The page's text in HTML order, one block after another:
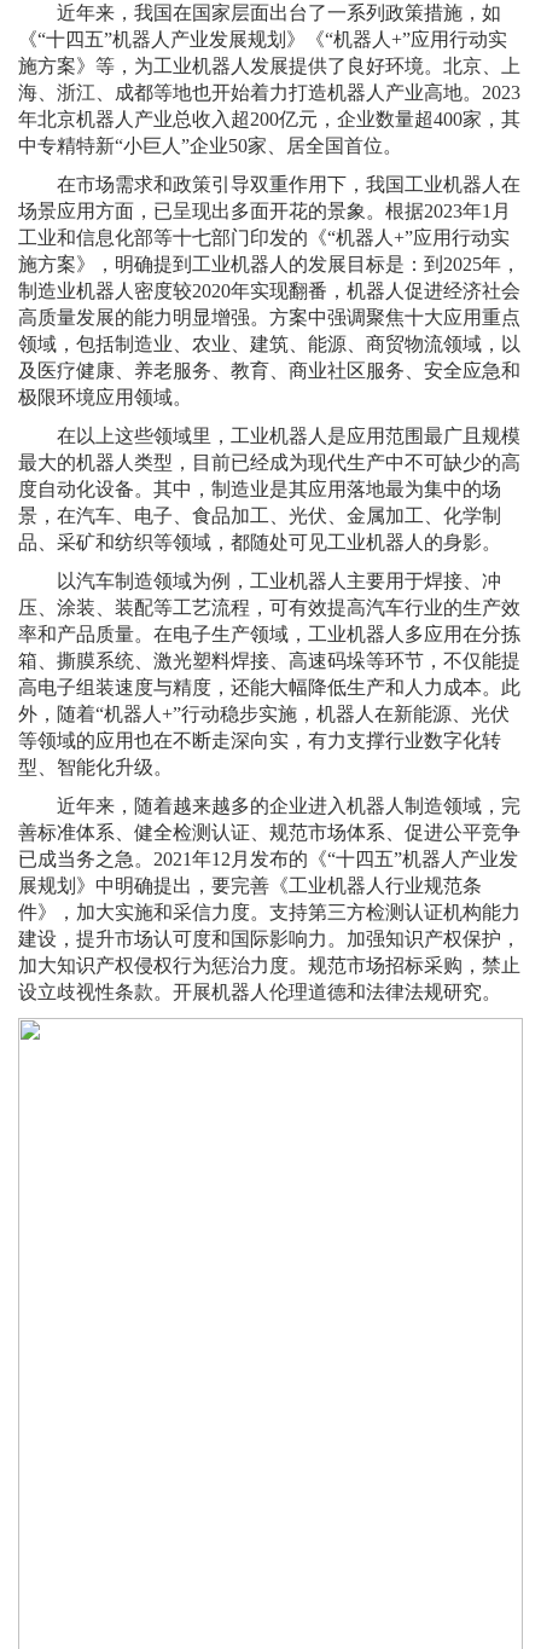
近年来，我国在国家层面出台了一系列政策措施，如
《“十四五”机器人产业发展规划》《“机器人+”应用行动实
施方案》等，为工业机器人发展提供了良好环境。北京、上
海、浙江、成都等地也开始着力打造机器人产业高地。2023
年北京机器人产业总收入超200亿元，企业数量超400家，其
中专精特新“小巨人”企业50家、居全国首位。
在市场需求和政策引导双重作用下，我国工业机器人在
场景应用方面，已呈现出多面开花的景象。根据2023年1月
工业和信息化部等十七部门印发的《“机器人+”应用行动实
施方案》，明确提到工业机器人的发展目标是：到2025年，
制造业机器人密度较2020年实现翻番，机器人促进经济社会
高质量发展的能力明显增强。方案中强调聚焦十大应用重点
领域，包括制造业、农业、建筑、能源、商贸物流领域，以
及医疗健康、养老服务、教育、商业社区服务、安全应急和
极限环境应用领域。
在以上这些领域里，工业机器人是应用范围最广且规模
最大的机器人类型，目前已经成为现代生产中不可缺少的高
度自动化设备。其中，制造业是其应用落地最为集中的场
景，在汽车、电子、食品加工、光伏、金属加工、化学制
品、采矿和纺织等领域，都随处可见工业机器人的身影。
以汽车制造领域为例，工业机器人主要用于焊接、冲
压、涂装、装配等工艺流程，可有效提高汽车行业的生产效
率和产品质量。在电子生产领域，工业机器人多应用在分拣
箱、撕膜系统、激光塑料焊接、高速码垛等环节，不仅能提
高电子组装速度与精度，还能大幅降低生产和人力成本。此
外，随着“机器人+”行动稳步实施，机器人在新能源、光伏
等领域的应用也在不断走深向实，有力支撑行业数字化转
型、智能化升级。
近年来，随着越来越多的企业进入机器人制造领域，完
善标准体系、健全检测认证、规范市场体系、促进公平竞争
已成当务之急。2021年12月发布的《“十四五”机器人产业发
展规划》中明确提出，要完善《工业机器人行业规范条
件》，加大实施和采信力度。支持第三方检测认证机构能力
建设，提升市场认可度和国际影响力。加强知识产权保护，
加大知识产权侵权行为惩治力度。规范市场招标采购，禁止
设立歧视性条款。开展机器人伦理道德和法律法规研究。